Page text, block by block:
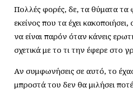
Πολλές φορές, δε, τα θύματα τα
εκείνος που τα έχει
να είναι παρόν όταν κάνεις
σχετικά με το τι την έφερε στο
Αν συμφωνήσεις σε αυτό, το
μπροστά του δεν θα μιλήσει